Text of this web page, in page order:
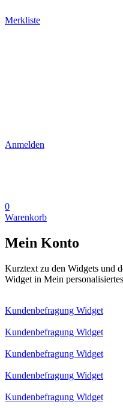
Merkliste
Anmelden
0
Warenkorb
Mein Konto
Kurztext zu den Widgets und
Widget in Mein
Kundenbefragung Widget
Kundenbefragung Widget
Kundenbefragung Widget
Kundenbefragung Widget
Kundenbefragung Widget